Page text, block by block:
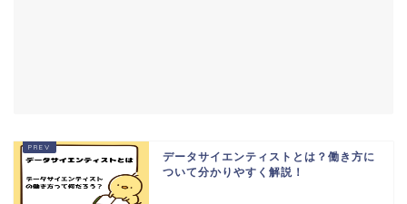
データサイエンティストとは？働き方に
ついて分かりやすく解説！